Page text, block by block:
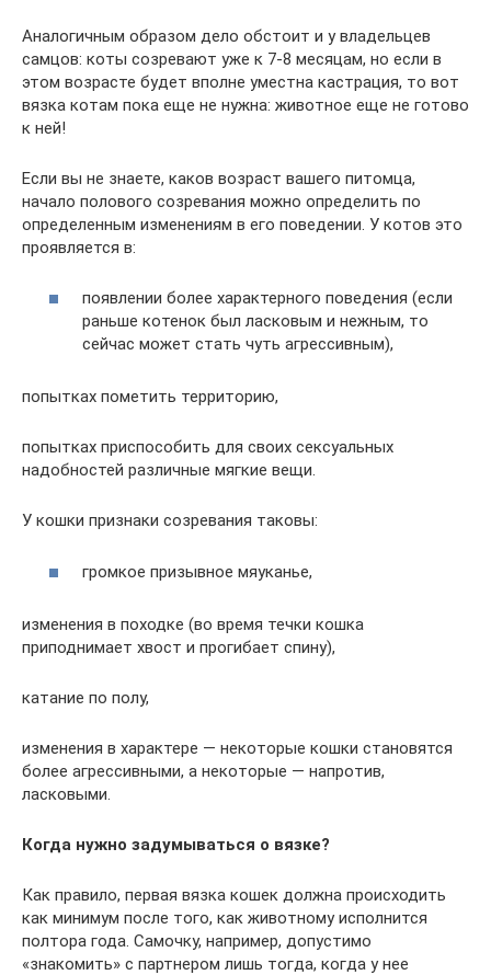
Аналогичным образом дело обстоит и у владельцев
самцов: коты созревают уже к 7-8 месяцам, но если в
этом возрасте будет вполне уместна кастрация, то вот
вязка котам пока еще не нужна: животное еще не готово
к ней!
Если вы не знаете, каков возраст вашего питомца,
начало полового созревания можно определить по
определенным изменениям в его поведении. У котов это
проявляется в:
появлении более характерного поведения (если
раньше котенок был ласковым и нежным, то
сейчас может стать чуть агрессивным),
попытках пометить территорию,
попытках приспособить для своих сексуальных
надобностей различные мягкие вещи.
У кошки признаки созревания таковы:
громкое призывное мяуканье,
изменения в походке (во время течки кошка
приподнимает хвост и прогибает спину),
катание по полу,
изменения в характере — некоторые кошки становятся
более агрессивными, а некоторые — напротив,
ласковыми.
Когда нужно задумываться о вязке?
Как правило, первая вязка кошек должна происходить
как минимум после того, как животному исполнится
полтора года. Самочку, например, допустимо
«знакомить» с партнером лишь тогда, когда у нее